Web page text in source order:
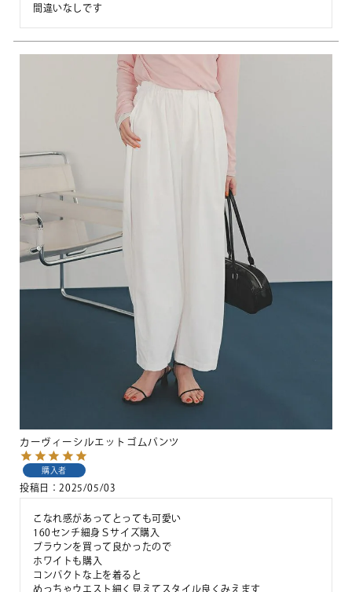
間違いなしです
カーヴィーシルエットゴムパンツ
購入者
投稿日 2025/05/03
こなれ感があってとっても可愛い
160センチ細身Ｓサイズ購入
ブラウンを買って良かったので
ホワイトも購入
コンパクトな上を着ると
めっちゃウエスト細く見えてスタイル良くみえます